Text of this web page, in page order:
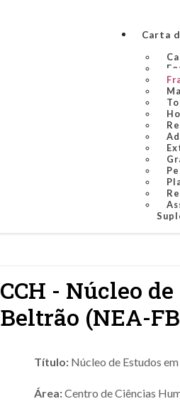
Carta
CCH - Núcleo
Beltrão (NEA-
Título: Núcleo de Estudos
Área:Centro de Ciências